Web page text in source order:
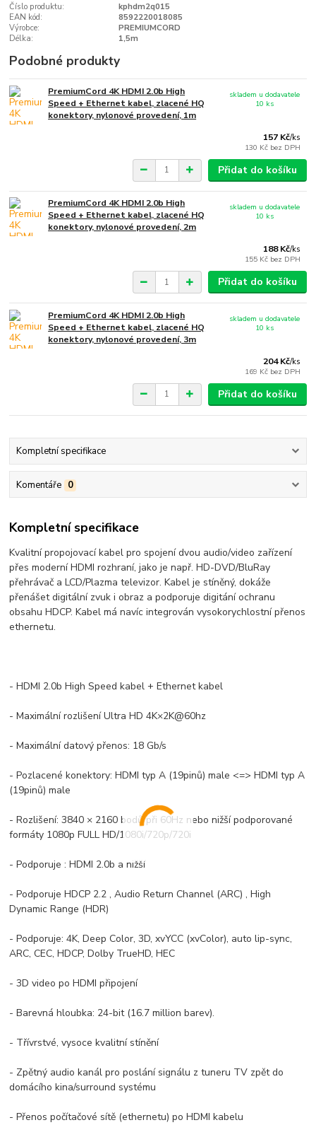
Číslo produktu:
kphdm2q015
EAN kód:
8592220018085
Výrobce:
PREMIUMCORD
Délka:
1,5m
Podobné produkty
PremiumCord 4K HDMI 2.0b High
Speed + Ethernet kabel, zlacené HQ
konektory, nylonové provedení, 1m
157 Kč/ks
130 Kč bez DPH
skladem u dodavatele
10 ks
Přidat do košíku
PremiumCord 4K HDMI 2.0b High
Speed + Ethernet kabel, zlacené HQ
konektory, nylonové provedení, 2m
188 Kč/ks
155 Kč bez DPH
skladem u dodavatele
10 ks
Přidat do košíku
PremiumCord 4K HDMI 2.0b High
Speed + Ethernet kabel, zlacené HQ
konektory, nylonové provedení, 3m
204 Kč/ks
169 Kč bez DPH
skladem u dodavatele
10 ks
Přidat do košíku
Kompletní specifikace
Komentáře 0
Kompletní specifikace
Kvalitní propojovací kabel pro spojení dvou audio/video zařízení
přes moderní HDMI rozhraní, jako je např. HD-DVD/BluRay
přehrávač a LCD/Plazma televizor. Kabel je stíněný, dokáže
přenášet digitální zvuk i obraz a podporuje digitání ochranu
obsahu HDCP. Kabel má navíc integrován vysokorychlostní přenos
ethernetu.
- HDMI 2.0b High Speed kabel + Ethernet kabel
- Maximální rozlišení Ultra HD 4K×2K@60hz
- Maximální datový přenos: 18 Gb/s
- Pozlacené konektory: HDMI typ A (19pinů) male <=> HDMI typ A
(19pinů) male
- Rozlišení: 3840 × 2160 bodů při 60Hz nebo nižší podporované
formáty 1080p FULL HD/1080i/720p/720i
- Podporuje : HDMI 2.0b a nižší
- Podporuje HDCP 2.2 , Audio Return Channel (ARC) , High
Dynamic Range (HDR)
- Podporuje: 4K, Deep Color, 3D, xvYCC (xvColor), auto lip-sync,
ARC, CEC, HDCP, Dolby TrueHD, HEC
- 3D video po HDMI připojení
- Barevná hloubka: 24-bit (16.7 million barev).
- Třívrstvé, vysoce kvalitní stínění
- Zpětný audio kanál pro poslání signálu z tuneru TV zpět do
domácího kina/surround systému
- Přenos počítačové sítě (ethernetu) po HDMI kabelu